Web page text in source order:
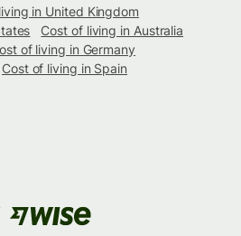
in United Kingdom
Cost of living in Australia
of living in Germany
Cost of living in Spain